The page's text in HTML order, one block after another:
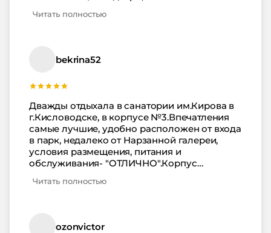
матрасы и подушки, интерьер не менялся с
готовилась к худшему. Не хватало фруктов и
овощей, возможно это зависит от сезона.
Читать полностью
bekrina52
Дважды отдыхала в санатории им.Кирова в
г.Кисловодске, в корпусе №3.Впечатления
самые лучшие, удобно расположен от входа
в парк, недалеко от Нарзанной галереи,
условия размещения, питания и
обслуживания- "ОТЛИЧНО".Корпус
старинный особняк, в котором провели
как дома .Приедем еще раз.
Читать полностью
ozonvictor